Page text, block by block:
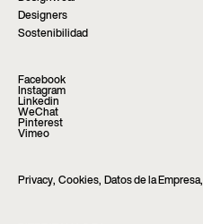
Designers
Sostenibilidad
Facebook
Instagram
Linkedin
WeChat
Pinterest
Vimeo
Privacy, Cookies, Datos de la Empresa,